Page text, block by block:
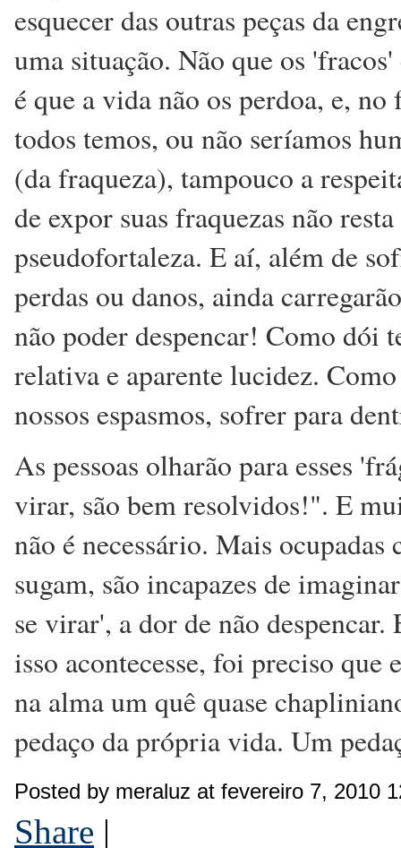
esquecer das outras peças da
uma situação. Não que os
é que a vida não os perdoa, e,
todos temos, ou não seríamos
(da fraqueza), tampouco a
de expor suas fraquezas não
pseudofortaleza. E aí, além de
perdas ou danos, ainda
não poder despencar! Como dói
relativa e aparente lucidez.
nossos espasmos, sofrer para
As pessoas olharão para esses
virar, são bem resolvidos!". E
não é necessário. Mais ocupadas
sugam, são incapazes de
se virar', a dor de não
isso acontecesse, foi preciso que
na alma um quê quase
pedaço da própria vida. Um
Posted by meraluz at fevereiro 7, 2010
Share |